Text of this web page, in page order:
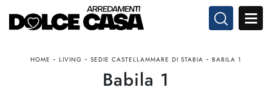
HOME - LIVING - SEDIE CASTELLAMMARE DI STABIA - BABILA 1
Babila 1